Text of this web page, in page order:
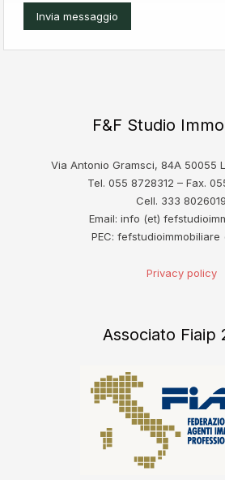
F&F Studio
Via Antonio Gramsci, 84A 50055
Tel. 055 8728312 – Fax.
Cell. 333 8026019
Email: info (et)
PEC: fefstudioimmobiliare
Privacy policy
Associato Fiaip